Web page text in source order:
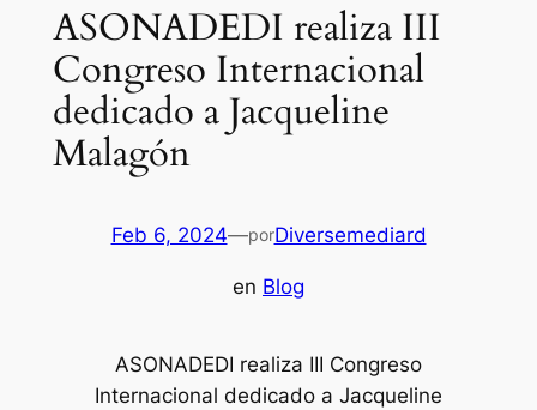
ASONADEDI realiza III
Congreso Internacional
dedicado a Jacqueline
Malagón
Feb 6, 2024—porDiversemediard
en Blog
ASONADEDI realiza III Congreso
Internacional dedicado a Jacqueline